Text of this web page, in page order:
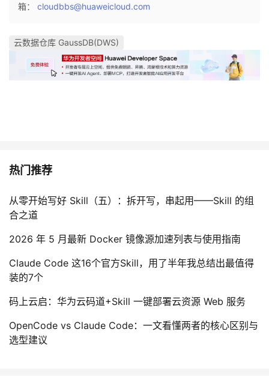
箱： cloudbbs@huaweicloud.com
云数据仓库 GaussDB(DWS)
热门推荐
从零开始写好 Skill（五）：拆开写，串起用——Skill 的组
合之道
2026 年 5 月最新 Docker 镜像源加速列表与使用指南
Claude Code 这16个官方Skill，用了半年我总结出最值得
装的7个
码上云启：华为云码道+Skill 一键部署云资源 Web 服务
OpenCode vs Claude Code：一文看懂两者的核心区别与
选型建议